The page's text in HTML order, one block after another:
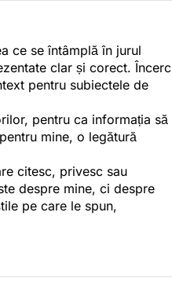
ce se întâmplă în jurul
clar și corect. Încerc
pentru subiectele de
pentru ca informația să
mine, o legătură
citesc, privesc sau
despre mine, ci despre
pe care le spun,